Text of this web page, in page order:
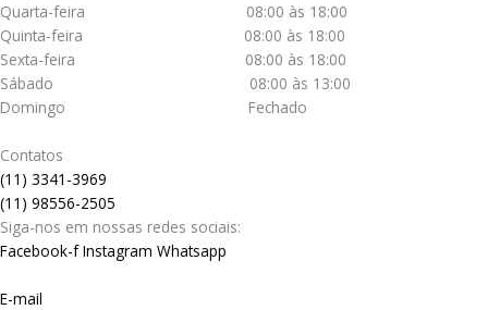
Quarta-feira 08:00 às 18:00
Quinta-feira 08:00 às 18:00
Sexta-feira 08:00 às 18:00
Sábado 08:00 às 13:00
Domingo Fechado
Contatos
(11) 3341-3969
(11) 98556-2505
Siga-nos em nossas redes sociais:
Facebook-fInstagram Whatsapp
E-mail